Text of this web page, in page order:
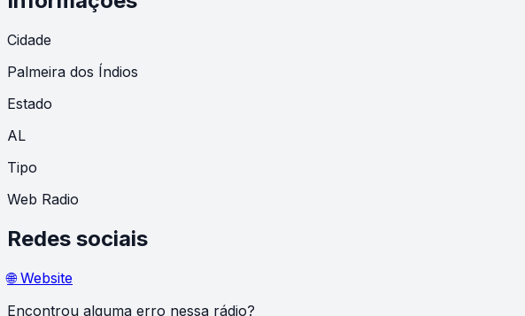
Cidade
Palmeira dos Índios
Estado
AL
Tipo
Web Radio
Redes sociais
🌐 Website
Encontrou alguma erro nessa rádio?